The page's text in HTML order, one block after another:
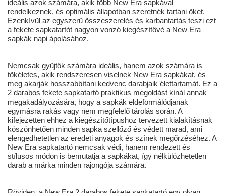
ideális azok számára, akik több New Era sapkával
rendelkeznek, és optimális állapotban szeretnék tartani őket.
Ezenkívül az egyszerű összeszerelés és karbantartás teszi ezt
a fekete sapkatartót nagyon vonzó kiegészítővé a New Era
sapkák napi ápolásához.
Nemcsak gyűjtők számára ideális, hanem azok számára is
tökéletes, akik rendszeresen viselnek New Era sapkákat, és
meg akarják hosszabbítani kedvenc darabjaik élettartamát. Ez a
2 darabos fekete sapkatartó praktikus megoldást kínál annak
megakadályozására, hogy a sapkák eldeformálódjanak
egymásra rakás vagy nem megfelelő tárolás során. A
kifejezetten ehhez a kiegészítőtípushoz tervezett kialakításnak
köszönhetően minden sapka szellőző és védett marad, ami
elengedhetetlen az eredeti anyagok és színek megőrzéséhez. A
New Era sapkatartó nemcsak védi, hanem rendezett és
stílusos módon is bemutatja a sapkákat, így nélkülözhetetlen
darab a márka minden rajongója számára.